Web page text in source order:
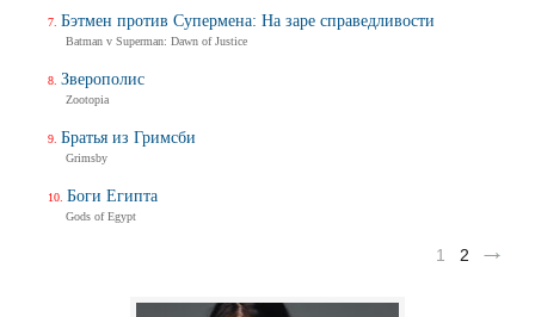
1 2
Бэтмен против Супермена: На заре справедливости
Batman v Superman: Dawn of Justice
Зверополис
Zootopia
Братья из Гримсби
Grimsby
Боги Египта
Gods of Egypt